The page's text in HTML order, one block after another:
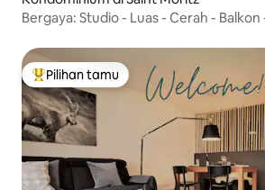
Bergaya: Studio - Luas - Cerah - Balkon
Pilihan tamu terpopuler
Pilihan tamu